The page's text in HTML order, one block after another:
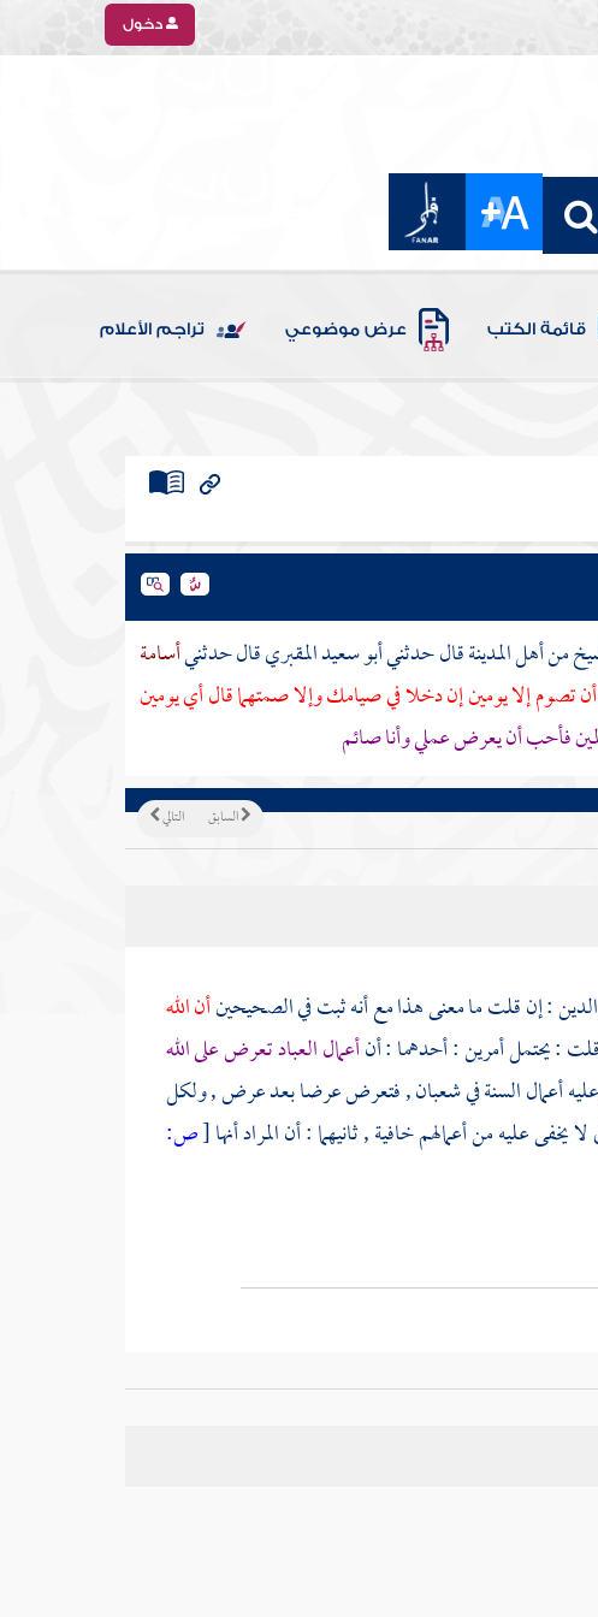
دخول
قائمة الكتب عرض موضوعي تراجم الأعلام
من أهلالمدينةقال حدثنيأبو سعيد المقبريقال حدثنيأسامة
إلا يومين إن دخلا في صيامك وإلا صمتهما قال أي يومين
فأحب أن يعرض عملي وأنا صائم
التالي السابق
: إن قلت ما معنى هذا مع أنه ثبت في الصحيحينأن الله
: يحتمل أمرين : أحدهما : أنأعمال العباد تعرض على الله
أعمال السنة في شعبان , فتعرض عرضا بعد عرض , ولكل
عليه من أعمالهم خافية , ثانيهما : أن المراد أنها[ص: